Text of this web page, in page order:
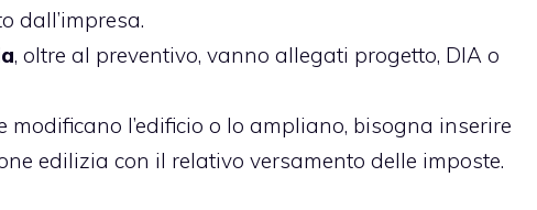
dall’impresa.
, oltre al preventivo, vanno allegati progetto, DIA o
modificano l’edificio o lo ampliano, bisogna inserire
edilizia con il relativo versamento delle imposte.